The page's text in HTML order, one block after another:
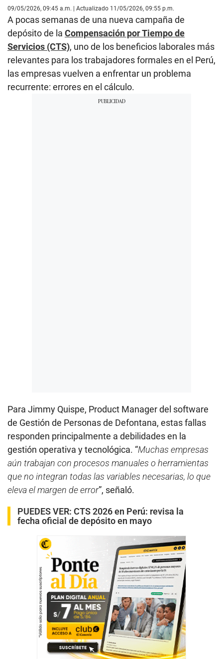
09/05/2026, 09:45 a.m. | Actualizado 11/05/2026, 09:55 p.m.
A pocas semanas de una nueva campaña de
depósito de la Compensación por Tiempo de
Servicios (CTS), uno de los beneficios laborales más
relevantes para los trabajadores formales en el Perú,
las empresas vuelven a enfrentar un problema
recurrente: errores en el cálculo.
Para Jimmy Quispe, Product Manager del software
de Gestión de Personas de Defontana, estas fallas
responden principalmente a debilidades en la
gestión operativa y tecnológica. “Muchas empresas
aún trabajan con procesos manuales o herramientas
que no integran todas las variables necesarias, lo que
eleva el margen de error”, señaló.
PUEDES VER: CTS 2026 en Perú: revisa la
fecha oficial de depósito en mayo